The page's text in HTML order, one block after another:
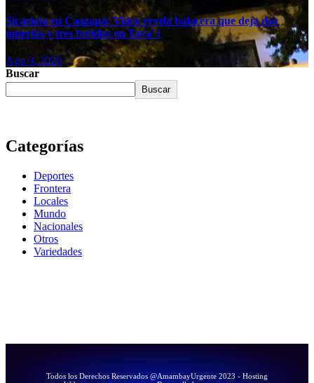
Sicariato en Caazapá: Video revela balacera que deja dos
muertos y tres heridos en Tava’ i
Ago 9, 2026
Buscar
Buscar
Categorías
Deportes
Frontera
Locales
Mundo
Nacionales
Otros
Variedades
Todos los Derechos Reservados @AmambayUrgente 2023 - Hosting